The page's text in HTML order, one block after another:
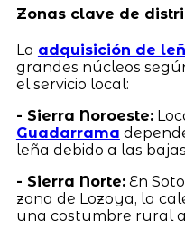
Zonas clave de
La adquisición de
grandes núcleos
el servicio local:
- Sierra Noroeste:
Guadarrama
leña debido a las
- Sierra Norte:En
zona de Lozoya, la
una costumbre rural